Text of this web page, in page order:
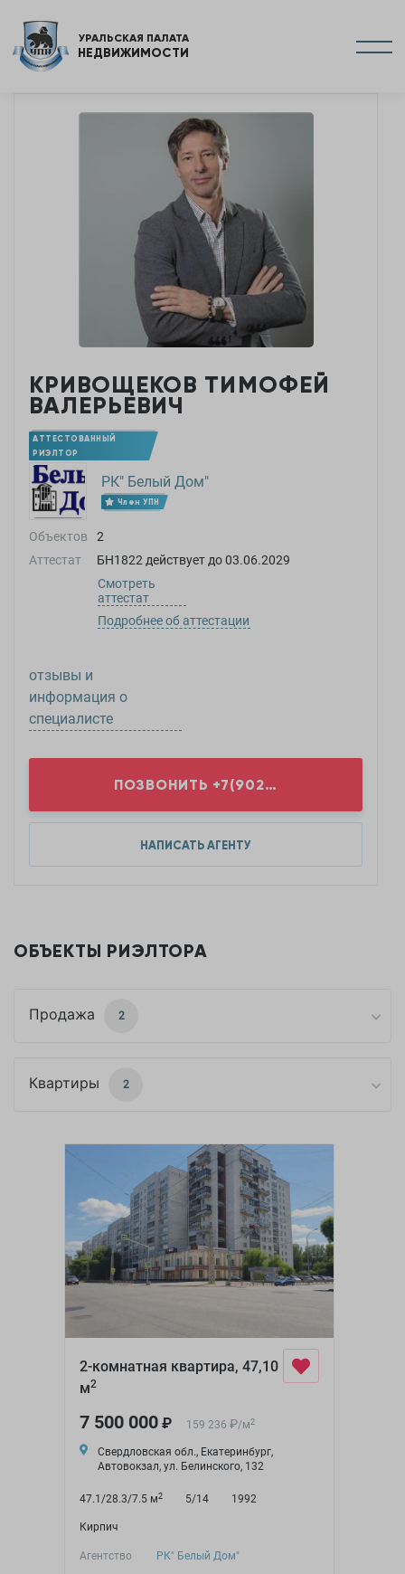
УРАЛЬСКАЯ ПАЛАТА
НЕДВИЖИМОСТИ
КРИВОЩЕКОВ ТИМОФЕЙ
ВАЛЕРЬЕВИЧ
АТТЕСТОВАННЫЙ
РИЭЛТОР
РК" Белый Дом"
Член УПН
Объектов
2
Аттестат
БН1822 действует до03.06.2029
Смотреть
аттестат
Подробнее об аттестации
отзывы и
информация о
специалисте
ПОЗВОНИТЬ +7(902)2...
НАПИСАТЬ АГЕНТУ
ОБЪЕКТЫ РИЭЛТОРА
Продажа 2
Квартиры 2
2-комнатная квартира, 47,10
м2
7 500 000₽ 159 236 ₽/м2
Свердловская обл., Екатеринбург,
Автовокзал, ул. Белинского, 132
47.1/28.3/7.5 м2 5/14 1992
Кирпич
Агентство РК" Белый Дом"